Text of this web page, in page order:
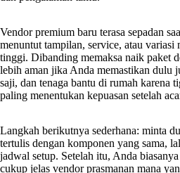
Vendor premium baru terasa sepadan
menuntut tampilan, service, atau variasi
tinggi. Dibanding memaksa naik paket
lebih aman jika Anda memastikan dulu
saji, dan tenaga bantu di rumah karena
paling menentukan kepuasan setelah
Langkah berikutnya sederhana: minta
tertulis dengan komponen yang sama,
jadwal setup. Setelah itu, Anda
cukup jelas vendor prasmanan mana